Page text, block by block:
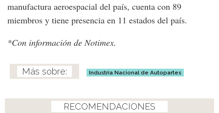
manufactura aeroespacial del país, cuenta con 89
miembros y tiene presencia en 11 estados del país.
*Con información de Notimex.
Industria Nacional de Autopartes
RECOMENDACIONES